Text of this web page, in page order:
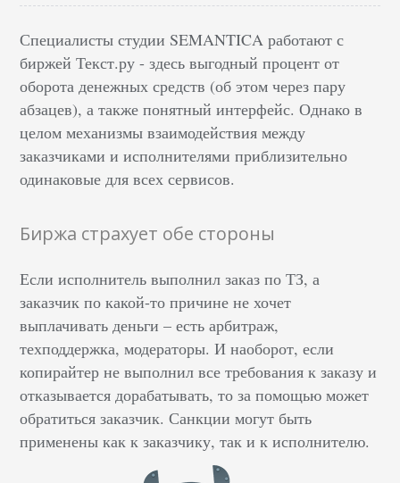
Специалисты студии SEMANTICA работают с
биржей Текст.ру - здесь выгодный процент от
оборота денежных средств (об этом через пару
абзацев), а также понятный интерфейс. Однако в
целом механизмы взаимодействия между
заказчиками и исполнителями приблизительно
одинаковые для всех сервисов.
Биржа страхует обе стороны
Если исполнитель выполнил заказ по ТЗ, а
заказчик по какой-то причине не хочет
выплачивать деньги – есть арбитраж,
техподдержка, модераторы. И наоборот, если
копирайтер не выполнил все требования к заказу и
отказывается дорабатывать, то за помощью может
обратиться заказчик. Санкции могут быть
применены как к заказчику, так и к исполнителю.